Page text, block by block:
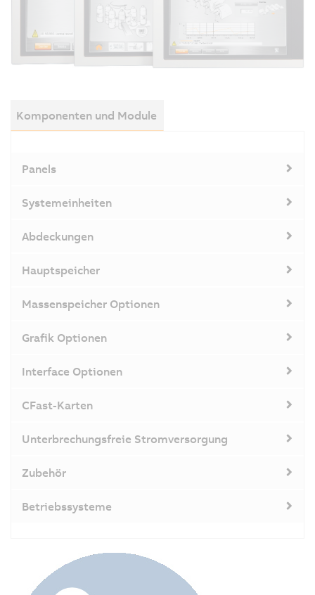
Komponenten und Module
Panels
Systemeinheiten
Abdeckungen
Hauptspeicher
Massenspeicher Optionen
Grafik Optionen
Interface Optionen
CFast-Karten
Unterbrechungsfreie Stromversorgung
Zubehör
Betriebssysteme